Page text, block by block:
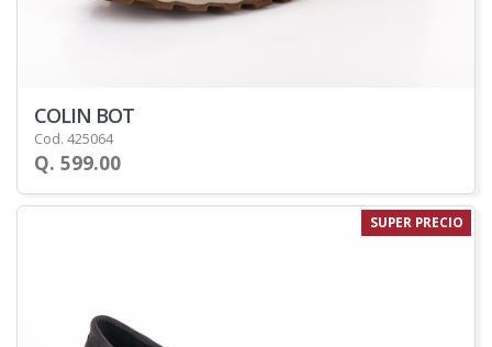
COLIN BOT
Cod. 425064
Q. 599.00
SUPER PRECIO